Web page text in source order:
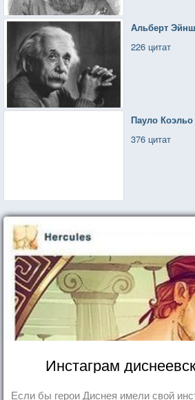
Альберт
226 цитат
Пауло Коэльо
376 цитат
Инстаграм
Если бы герои Диснея имели свой